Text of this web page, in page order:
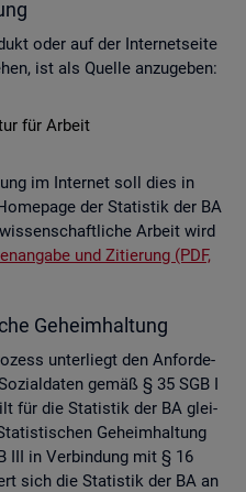
oder auf der In­ter­net­sei­te
ist als Quel­le an­zu­ge­ben:
für Ar­beit
im In­ter­net soll dies in
der Sta­tis­tik der BA
Ar­beit wird
und Zi­tie­rung (PDF,
Ge­heim­hal­tung
un­ter­liegt den An­for­de­
gemäß § 35 SGB I
für die Sta­tis­tik der BA glei­
Ge­heim­hal­tung
III in Ver­bin­dung mit § 16
sich die Sta­tis­tik der BA an